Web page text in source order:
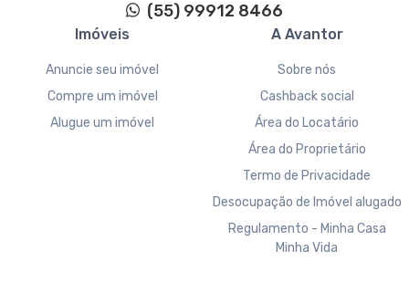
(55) 99912 8466
Imóveis
Anuncie seu imóvel
Compre um imóvel
Alugue um imóvel
A Avantor
Sobre nós
Cashback social
Área do Locatário
Área do Proprietário
Termo de Privacidade
Desocupação de Imóvel alugado
Regulamento - Minha Casa
Minha Vida